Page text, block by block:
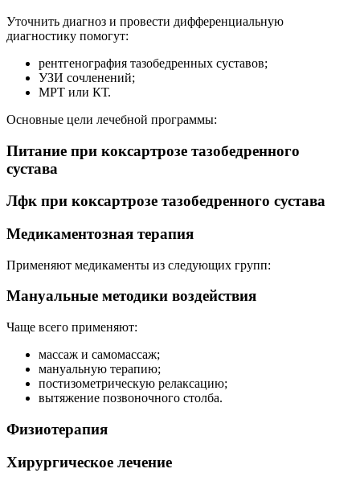
Уточнить диагноз и провести дифференциальную
диагностику помогут:
рентгенография тазобедренных суставов;
УЗИ сочленений;
МРТ или КТ.
Основные цели лечебной программы:
Питание при коксартрозе тазобедренного
сустава
Лфк при коксартрозе тазобедренного сустава
Медикаментозная терапия
Применяют медикаменты из следующих групп:
Мануальные методики воздействия
Чаще всего применяют:
массаж и самомассаж;
мануальную терапию;
постизометрическую релаксацию;
вытяжение позвоночного столба.
Физиотерапия
Хирургическое лечение